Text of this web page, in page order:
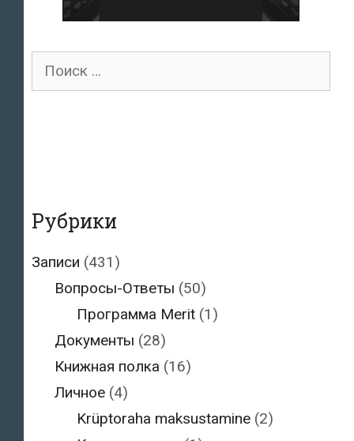
Поиск
Рубрики
Записи (431)
Вопросы-Ответы (50)
Программа Merit (1)
Документы (28)
Книжная полка (16)
Личное(4)
Krüptoraha maksustamine (2)